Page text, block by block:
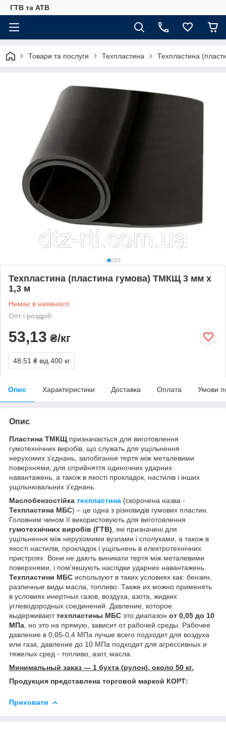
ГТВ та АТВ
Товари та послуги Техпластина Техпластина
Техпластина (пластина гумова) ТМКЩ 3 мм х
1,3 м
Немає в наявності
Опт і роздріб
53,13 ₴/кг
48,51 ₴ від 400 кг
Опис Характеристики Доставка Оплата Умови
Опис
Пластина ТМКЩпризначається для виготовлення
гумотехнічних виробів, що служать для ущільнення
нерухомих з'єднань, запобігання тертя між металевими
поверхнями, для сприйняття одиночних ударних
навантажень, а також в якості прокладок, настилів і інших
ущільнювальних з'єднань.
Маслобензостійка техпластина (скорочена назва -
Техпластина МБС) – це одна з різновидів гумових пластин.
Головним чином її використовують для виготовлення
гумотехнічних виробів (ГТВ) , які призначені для
ущільнення між нерухомими вузлами і сполуками, а також в
якості настилів, прокладок і ущільнень в електротехнічних
пристроях. Вони не дають виникати тертя між металевими
поверхнями, і пом'якшують наслідки ударних навантажень.
Техпластини МБС используют в таких условиях как: бензин,
различные виды масла, топливо. Также их можно применять
в условиях инертных газов, воздуха, азота, жидких
углеводородных соединений. Давление, которое
выдерживаюттехпластины МБС это диапазон от 0,05 до 10
МПа , но это на прямую, зависит от рабочей среды. Рабочее
давление в 0,05-0,4 МПа лучше всего подходит для воздуха
или газа, давление до 10 МПа подходит для агрессивных и
тяжелых сред - топливо, азот, масла.
Минимальный заказ ― 1 бухта (рулон), около 50 кг.
Продукция представлена торговой маркой КОРТ:
Приховати